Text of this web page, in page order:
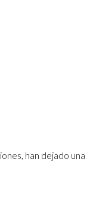
han dejado una